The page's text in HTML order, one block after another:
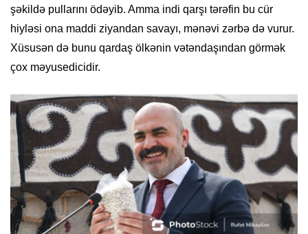
şəkildə pullarını ödəyib. Amma indi qarşı tərəfin bu cür
hiyləsi ona maddi ziyandan savayı, mənəvi zərbə də vurur.
Xüsusən də bunu qardaş ölkənin vətəndaşından görmək
çox məyusedicidir.